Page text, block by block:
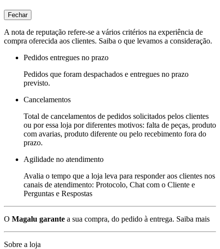
Fechar
A nota de reputação refere-se a vários critérios na experiência de
compra oferecida aos clientes. Saiba o que levamos a consideração.
Pedidos entregues no prazo
Pedidos que foram despachados e entregues no prazo
previsto.
Cancelamentos
Total de cancelamentos de pedidos solicitados pelos clientes
ou por essa loja por diferentes motivos: falta de peças, produto
com avarias, produto diferente ou pelo recebimento fora do
prazo.
Agilidade no atendimento
Avalia o tempo que a loja leva para responder aos clientes nos
canais de atendimento: Protocolo, Chat com o Cliente e
Perguntas e Respostas
O Magalu garante a sua compra, do pedido à entrega. Saiba mais
Sobre a loja